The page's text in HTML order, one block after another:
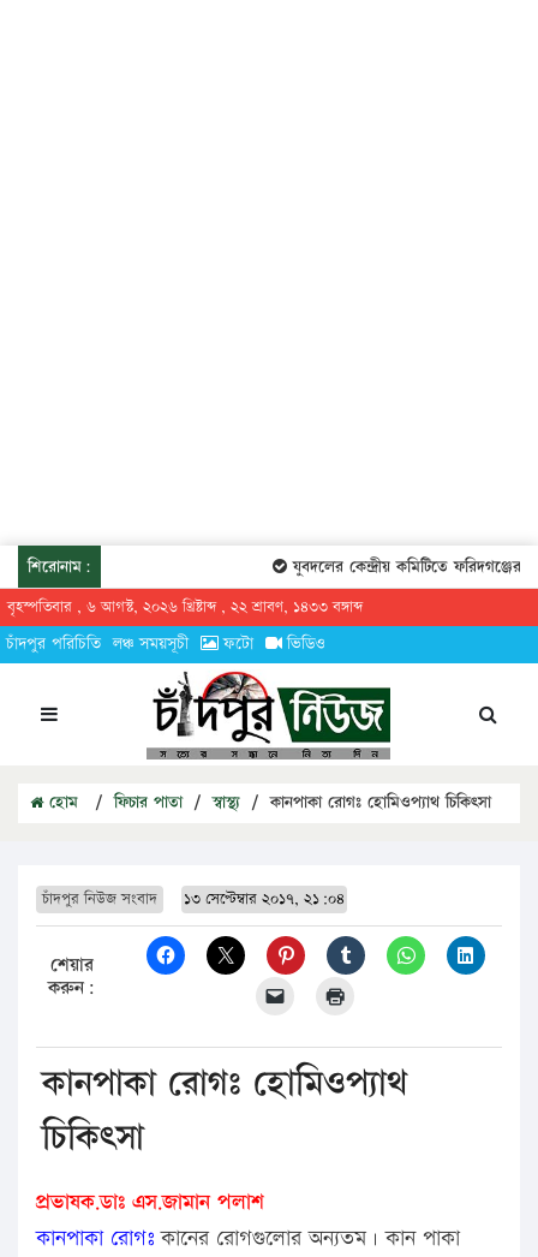
শিরোনাম: যুবদলের কেন্দ্রীয় কমিটিতে ফরিদগঞ্জের
বৃহস্পতিবার , ৬ আগস্ট, ২০২৬ খ্রিষ্টাব্দ , ২২ শ্রাবণ, ১৪৩৩ বঙ্গাব্দ
চাঁদপুর পরিচিতি লঞ্চ সময়সূচী ফটো ভিডিও
হোম / ফিচার পাতা / স্বাস্থ্য / কানপাকা রোগঃ হোমিওপ্যাথ চিকিৎসা
চাঁদপুর নিউজ সংবাদ ১৩ সেপ্টেম্বার ২০১৭, ২১:০৪
শেয়ার
করুন:
কানপাকা রোগঃ হোমিওপ্যাথ
চিকিৎসা
প্রভাষক.ডাঃ এস.জামান পলাশ
কানপাকা রোগঃ কানের রোগগুলোর অন্যতম। কান পাকা